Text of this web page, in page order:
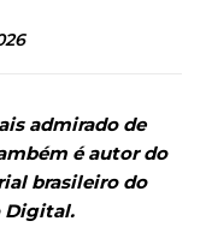
admirado de
é autor do
brasileiro do
Digital.